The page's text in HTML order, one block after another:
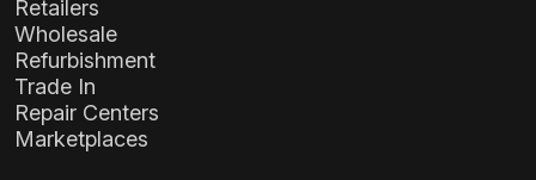
Retailers
Wholesale
Refurbishment
Trade In
Repair Centers
Marketplaces